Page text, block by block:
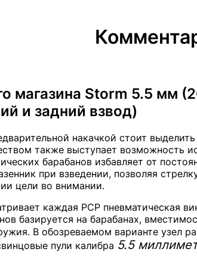
магазина Storm 5.5 мм
и задний взвод)
накачкой стоит
также выступает возможность
барабанов избавляет от
при взведении, позволяя
цели во внимании.
каждая PCP пневматическая
базируется на барабанах,
В обозреваемом варианте узел
пули калибра 5.5